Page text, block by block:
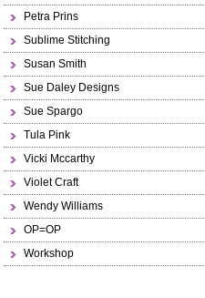
Petra Prins
Sublime Stitching
Susan Smith
Sue Daley Designs
Sue Spargo
Tula Pink
Vicki Mccarthy
Violet Craft
Wendy Williams
OP=OP
Workshop